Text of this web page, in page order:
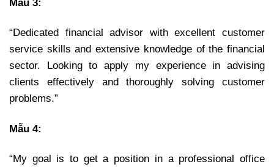
Mẫu 3:
“Dedicated financial advisor with excellent customer
service skills and extensive knowledge of the financial
sector. Looking to apply my experience in advising
clients effectively and thoroughly solving customer
problems.”
Mẫu 4:
“My goal is to get a position in a professional office